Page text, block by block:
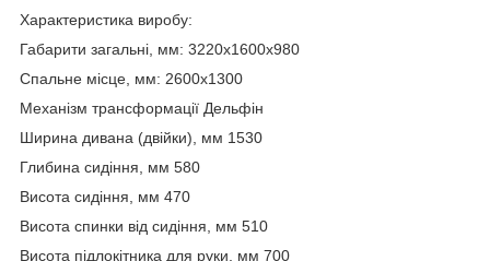
Характеристика виробу:
Габарити загальні, мм: 3220х1600х980
Спальне місце, мм: 2600х1300
Механізм трансформації Дельфін
Ширина дивана (двійки), мм 1530
Глибина сидіння, мм 580
Висота сидіння, мм 470
Висота спинки від сидіння, мм 510
Висота підлокітника для руки, мм 700